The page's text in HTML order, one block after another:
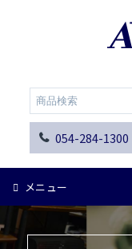
054-284-1300
メニュー